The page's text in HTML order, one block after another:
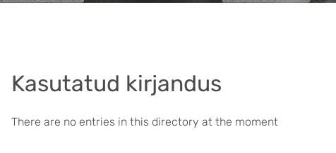
Kasutatud kirjandus
There are no entries in this directory at the moment